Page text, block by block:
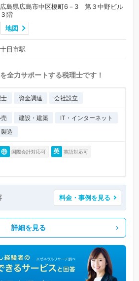
広島県広島市中区榎町6－3 第３中野ビル
３階
地図
十日市駅
全力サポートする税理士です！
資金調達 会社設立
建設・建築
IT・インターネット
製造
国際会計対応可 英語対応可
料金・事例を見る
詳細を見る